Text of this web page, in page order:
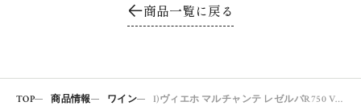
商品一覧に戻る
TOP 商品情報 ワイン I)ヴィエホ マルチャンテ レゼルバR750 V2613